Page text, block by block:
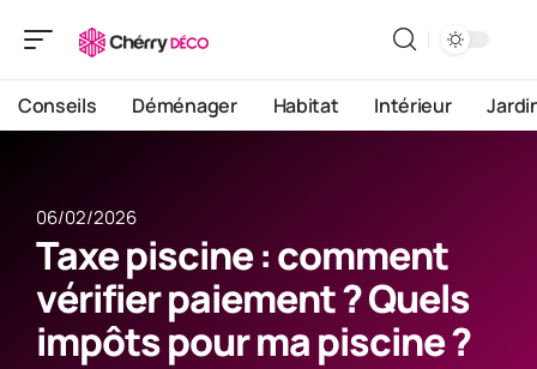
Conseils Déménager Habitat Intérieur
06/02/2026
Taxe piscine : comment
vérifier paiement ? Quels
impôts pour ma piscine ?